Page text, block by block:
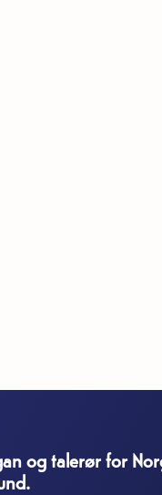
og talerør for